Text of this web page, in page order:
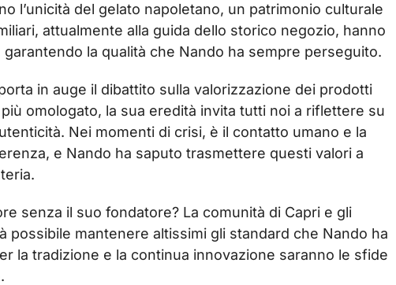
l’unicità del gelato napoletano, un patrimonio culturale
attualmente alla guida dello storico negozio, hanno
la qualità che Nando ha sempre perseguito.
in auge il dibattito sulla valorizzazione dei prodotti
omologato, la sua eredità invita tutti noi a riflettere su
Nei momenti di crisi, è il contatto umano e la
e Nando ha saputo trasmettere questi valori a
senza il suo fondatore? La comunità di Capri e gli
possibile mantenere altissimi gli standard che Nando ha
la tradizione e la continua innovazione saranno le sfide